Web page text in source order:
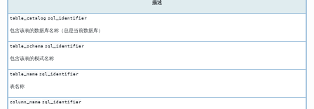
描述
table_catalog sql_identifier
包含该表的数据库名称（总是当前数据库）
table_schema sql_identifier
包含该表的模式名称
table_name sql_identifier
表名称
column_name sql_identifier